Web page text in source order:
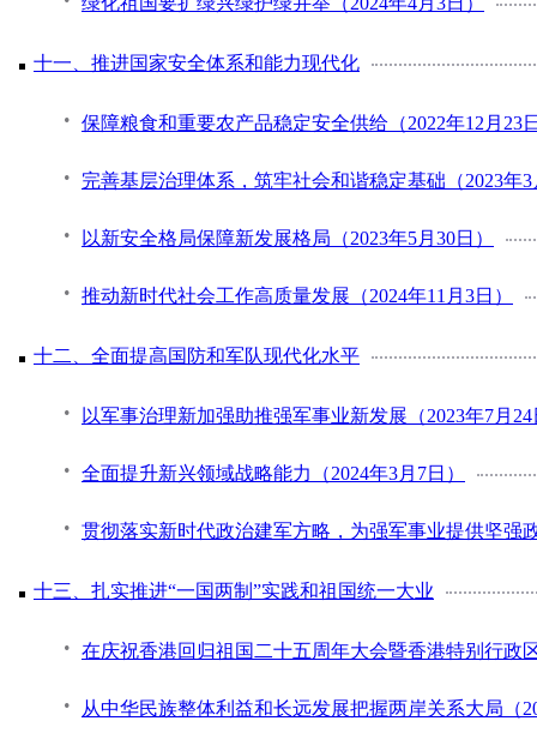
十一、推进国家安全体系和能力现代化
保障粮食和重要农产品稳定安全供给（2022年12月23
完善基层治理体系，筑牢社会和谐稳定基础（2023年3
以新安全格局保障新发展格局（2023年5月30日）
推动新时代社会工作高质量发展（2024年11月3日）
十二、全面提高国防和军队现代化水平
以军事治理新加强助推强军事业新发展（2023年7月24
全面提升新兴领域战略能力（2024年3月7日）
贯彻落实新时代政治建军方略，为强军事业提供坚强
十三、扎实推进“一国两制”实践和祖国统一大业
在庆祝香港回归祖国二十五周年大会暨香港特别行政
从中华民族整体利益和长远发展把握两岸关系大局（